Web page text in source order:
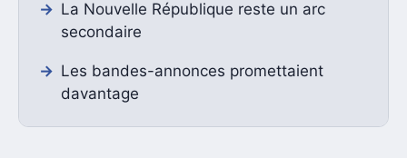
La Nouvelle République reste un arc
secondaire
Les bandes-annonces promettaient
davantage